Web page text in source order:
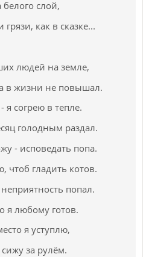
слой,
как в сказке...
людей на земле,
в жизни не повышал.
я согрею в тепле.
голодным раздал.
- исповедать попа.
чтоб гладить котов.
попал.
я любому готов.
я уступлю,
за рулём.